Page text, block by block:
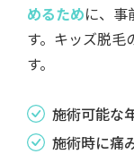
めるために、事
す。キッズ脱毛
す。
施術可能な
施術時に痛